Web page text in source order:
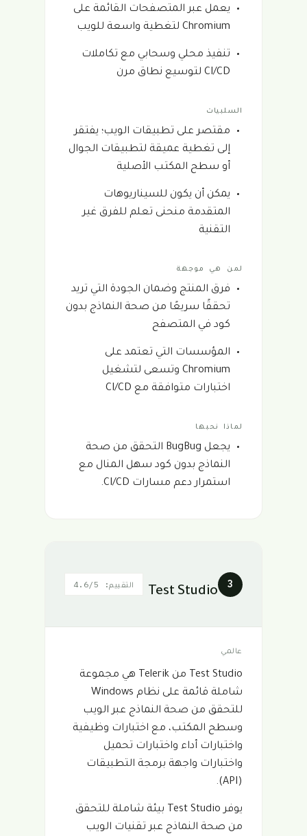
يعمل عبر المتصفحات القائمة على
Chromium لتغطية واسعة للويب
تنفيذ محلي وسحابي مع تكاملات
CI/CD لتوسيع نطاق مرن
السلبيات
مقتصر على تطبيقات الويب؛ يفتقر
إلى تغطية عميقة لتطبيقات الجوال
أو سطح المكتب الأصلية
يمكن أن يكون للسيناريوهات
المتقدمة منحنى تعلم للفرق غير
التقنية
لمن هي موجهة
فرق المنتج وضمان الجودة التي تريد
تحققًا سريعًا من صحة النماذج بدون
كود في المتصفح
المؤسسات التي تعتمد على
Chromium وتسعى لتشغيل
اختبارات متوافقة مع CI/CD
لماذا نحبها
يجعل BugBug التحقق من صحة
النماذج بدون كود سهل المنال مع
استمرار دعم مسارات CI/CD.
3
Test Studio
التقييم: 4.6/5
عالمي
Test Studio من Telerik هي مجموعة
شاملة قائمة على نظام Windows
للتحقق من صحة النماذج عبر الويب
وسطح المكتب، مع اختبارات وظيفية
واختبارات أداء واختبارات تحميل
واختبارات واجهة برمجة التطبيقات
(API).
يوفر Test Studio بيئة شاملة للتحقق
من صحة النماذج عبر تقنيات الويب